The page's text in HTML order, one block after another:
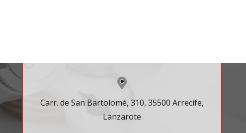
Carr. de San Bartolomé, 310, 35500 Arrecife,
Lanzarote